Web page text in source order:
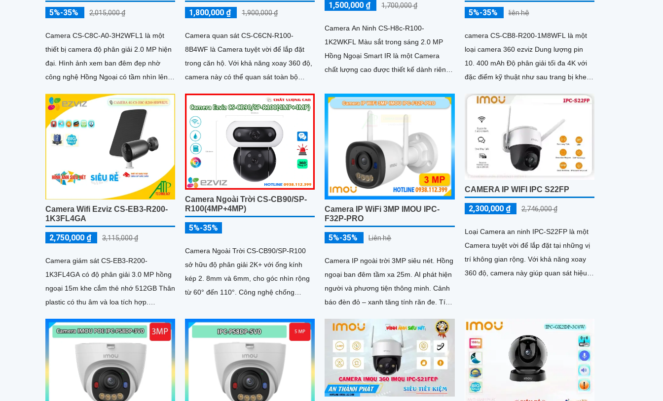
5%-35% 2,015,000 ₫
Camera CS-C8C-A0-3H2WFL1 là một
thiết bị camera độ phân giải 2.0 MP hiện
đại. Hình ảnh xem ban đêm đẹp nhờ
công nghệ Hồng Ngoại có tầm nhìn lên
1,800,000 ₫ 1,900,000 ₫
Camera quan sát CS-C6CN-R100-
8B4WF là Camera tuyệt vời để lắp đặt
trong căn hộ. Với khả năng xoay 360 độ,
camera này có thể quan sát toàn bộ
1,500,000 ₫ 1,700,000 ₫
Camera An Ninh CS-H8c-R100-
1K2WKFL Màu sắt trong sáng 2.0 MP
Hồng Ngoại Smart IR là một Camera
chất lượng cao được thiết kế dành riêng
5%-35% liên hệ
camera CS-CB8-R200-1M8WFL là một
loại camera 360 ezviz Dung lượng pin
10. 400 mAh Độ phân giải tối đa 4K với
đặc điểm kỹ thuật như sau trang bị khe
đến 512GB kết nối Wifi IP góc quay rộng
với ống kính 3
Camera Wifi Ezviz CS-EB3-R200-
1K3FL4GA
2,750,000 ₫ 3,115,000 ₫
Camera giám sát CS-EB3-R200-
1K3FL4GA có độ phân giải 3.0 MP hồng
ngoại 15m khe cắm thẻ nhớ 512GB Thân
plastic có thu âm và loa tích hợp.
1K3FL4GA là...
Camera Ngoài Trời CS-CB90/SP-
R100(4MP+4MP)
5%-35%
Camera Ngoài Trời CS-CB90/SP-R100
sở hữu độ phân giải 2K+ với ống kính
kép 2. 8mm và 6mm, cho góc nhìn rộng
từ 60° đến 110°. Công nghệ chống
H
Camera IP WiFi 3MP IMOU IPC-
F32P-PRO
5%-35% Liên hệ
Camera IP ngoài trời 3MP siêu nét. Hồng
ngoại ban đêm tầm xa 25m. AI phát hiện
người và phương tiện thông minh. Cảnh
báo đèn đỏ – xanh tăng tính răn đe. Tích
CAMERA IP WIFI IPC S22FP
2,300,000 ₫ 2,746,000 ₫
Loại Camera an ninh IPC-S22FP là một
Camera tuyệt vời để lắp đặt tại những vị
trí không gian rộng. Với khả năng xoay
360 độ, camera này giúp quan sát hiệu